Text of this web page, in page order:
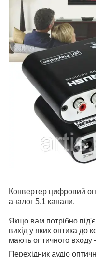
Конвертер цифровий
аналог 5.1 канали.
Якщо вам потрібно
вихід у яких оптика до
мають оптичного
Перехідник аудіо